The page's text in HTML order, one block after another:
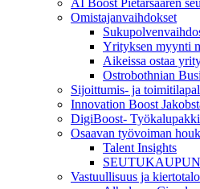
AI Boost Pietarsaaren
Omistajanvaihdokset
Yrityksen myynti
Aikeissa ostaa
Ostrobothnian
Sijoittumis- ja
Innovation Boost
DigiBoost- Työkalupakki
Osaavan työvoiman
Talent Insights
Vastuullisuus ja